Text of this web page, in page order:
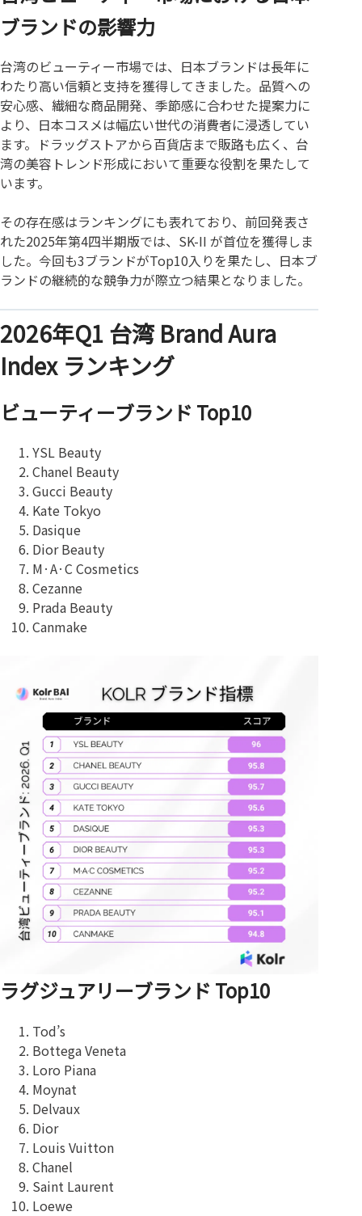
ブランドの影響力
台湾のビューティー市場では、日本ブランドは長年に
わたり高い信頼と支持を獲得してきました。品質への
安心感、繊細な商品開発、季節感に合わせた提案力に
より、日本コスメは幅広い世代の消費者に浸透してい
ます。ドラッグストアから百貨店まで販路も広く、台
湾の美容トレンド形成において重要な役割を果たして
います。
その存在感はランキングにも表れており、前回発表さ
れた2025年第4四半期版では、SK-II が首位を獲得しま
した。今回も3ブランドがTop10入りを果たし、日本ブ
ランドの継続的な競争力が際立つ結果となりました。
2026年Q1 台湾 Brand Aura
Index ランキング
ビューティーブランド Top10
YSL Beauty
Chanel Beauty
Gucci Beauty
Kate Tokyo
Dasique
Dior Beauty
M·A·C Cosmetics
Cezanne
Prada Beauty
Canmake
ラグジュアリーブランド Top10
Tod’s
Bottega Veneta
Loro Piana
Moynat
Delvaux
Dior
Louis Vuitton
Chanel
Saint Laurent
Loewe